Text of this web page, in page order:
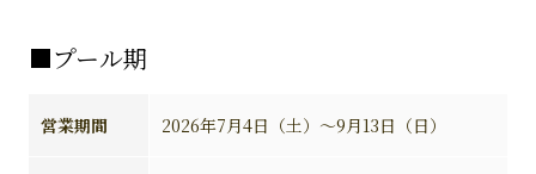
■プール期
営業期間 2026年7月4日（土）～9月13日（日）